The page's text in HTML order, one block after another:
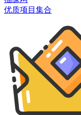
优质项目集合